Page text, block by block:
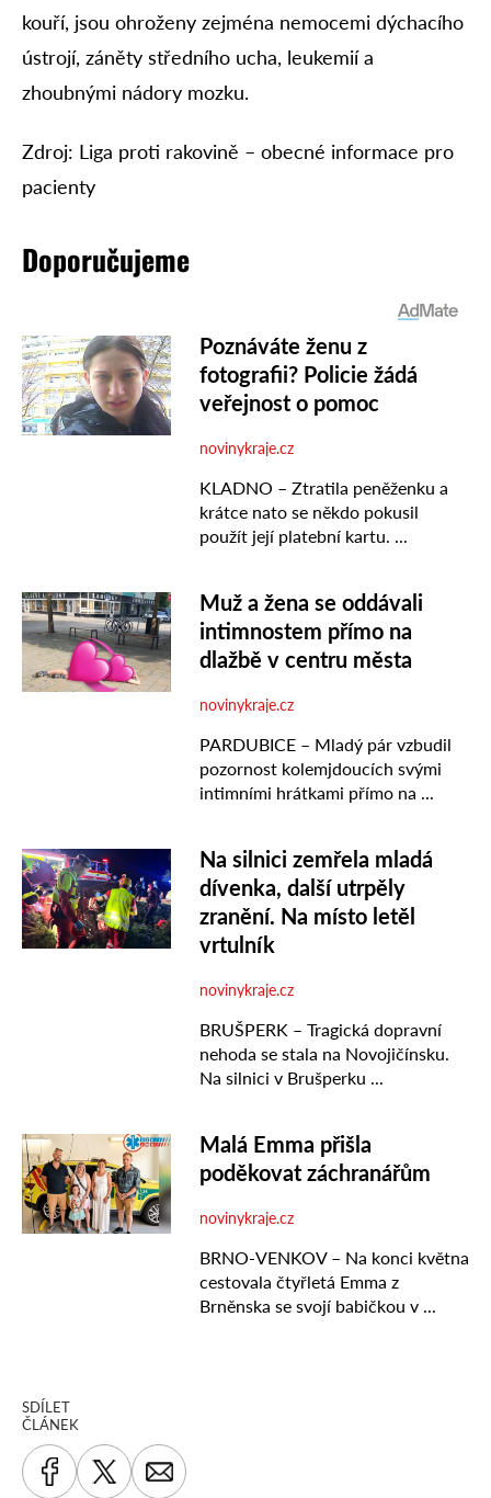
SDÍLET
ČLÁNEK
kouří, jsou ohroženy zejména nemocemi dýchacího
ústrojí, záněty středního ucha, leukemií a
zhoubnými nádory mozku.
Zdroj: Liga proti rakovině – obecné informace pro
pacienty
Doporučujeme